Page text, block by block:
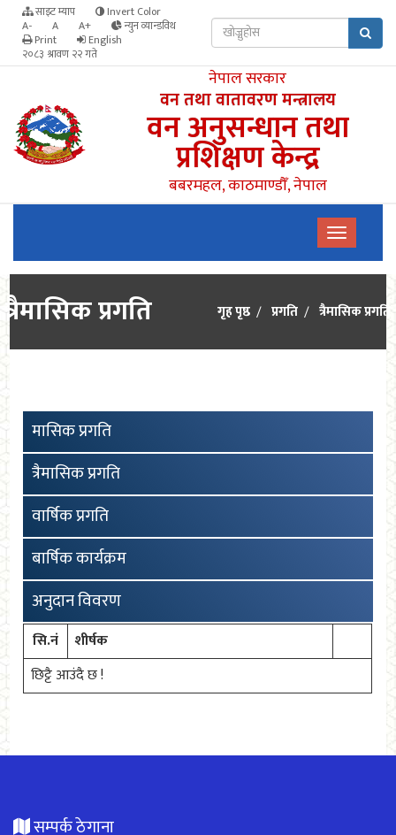
साइट म्याप
Invert Color
A-
A A+
न्युन व्यान्डविथ
Print
English
२०८३ श्रावण २२ गते
नेपाल सरकार
वन तथा वातावरण मन्त्रालय
वन अनुसन्धान तथा
प्रशिक्षण केन्द्र
बबरमहल, काठमाण्डौँ, नेपाल
त्रैमासिक प्रगति गृह पृष्ठ प्रगति त्रैमासिक प्रगति
मासिक प्रगति
त्रैमासिक प्रगति
वार्षिक प्रगति
बार्षिक कार्यक्रम
अनुदान विवरण
सि.नं
शीर्षक
छिट्टै आउंदै छ !
सम्पर्क ठेगाना